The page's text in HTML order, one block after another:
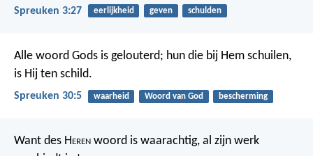
Spreuken 3:27 eerlijkheid geven schulden
Alle woord Gods is gelouterd; hun die bij Hem schuilen,
is Hij ten schild.
Spreuken 30:5 waarheid Woord van God bescherming
Want des Heren woord is waarachtig, al zijn werk